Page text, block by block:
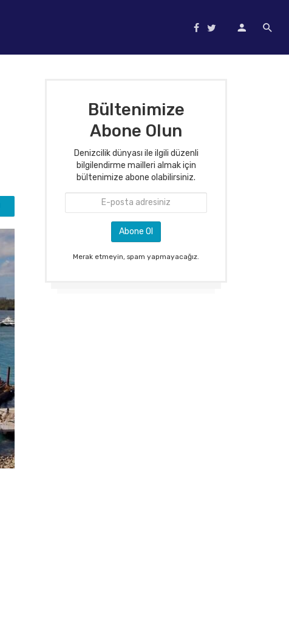
Bültenimize
Abone Olun
Denizcilik dünyası ile ilgili düzenli
bilgilendirme mailleri almak için
bültenimize abone olabilirsiniz.
Merak etmeyin, spam yapmayacağız.